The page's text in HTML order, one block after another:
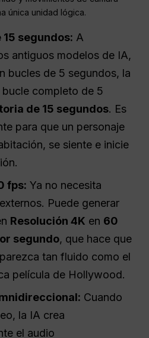
única unidad lógica.
segundos: A
antiguos modelos de IA,
bucles de 5 segundos, la
completo de 5
de 15 segundos. Es
para que un personaje
se siente e inicie
fps: Ya no necesita
Puede generar
Resolución 4K en 60
segundo, que hace que
tan fluido como el
película de Hollywood.
Cuando
la IA crea
el audio